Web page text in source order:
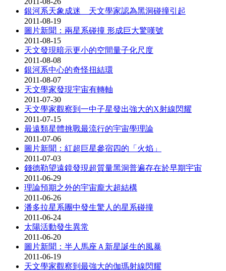
銀河系天象成迷 天文學家認為黑洞碰撞引起
2011-08-19
圖片新聞：兩星系碰撞 形成巨大驚嘆號
2011-08-15
天文發現暗示更小的空間量子化尺度
2011-08-08
銀河系中心的奇怪扭結環
2011-08-07
天文學家發現宇宙有轉軸
2011-07-30
天文學家觀察到一中子星發出強大的X射線閃耀
2011-07-15
最遠類星體挑戰最流行的宇宙學理論
2011-07-06
圖片新聞：紅超巨星參宿四的「火焰」
2011-07-03
錢德勒望遠鏡發現超質量黑洞普遍存在於早期宇宙
2011-06-29
理論預期之外的宇宙龐大超結構
2011-06-26
潘多拉星系團中發生驚人的星系碰撞
2011-06-24
太陽活動發生異常
2011-06-20
圖片新聞：半人馬座Ａ新星誕生的風暴
2011-06-19
天文學家觀察到最強大的伽瑪射線閃耀